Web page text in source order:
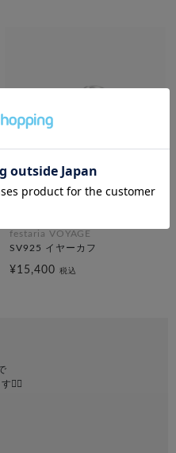
festaria VOYAGE
SV925 イヤーカフ
¥15,400 税込
🙂‍↕️